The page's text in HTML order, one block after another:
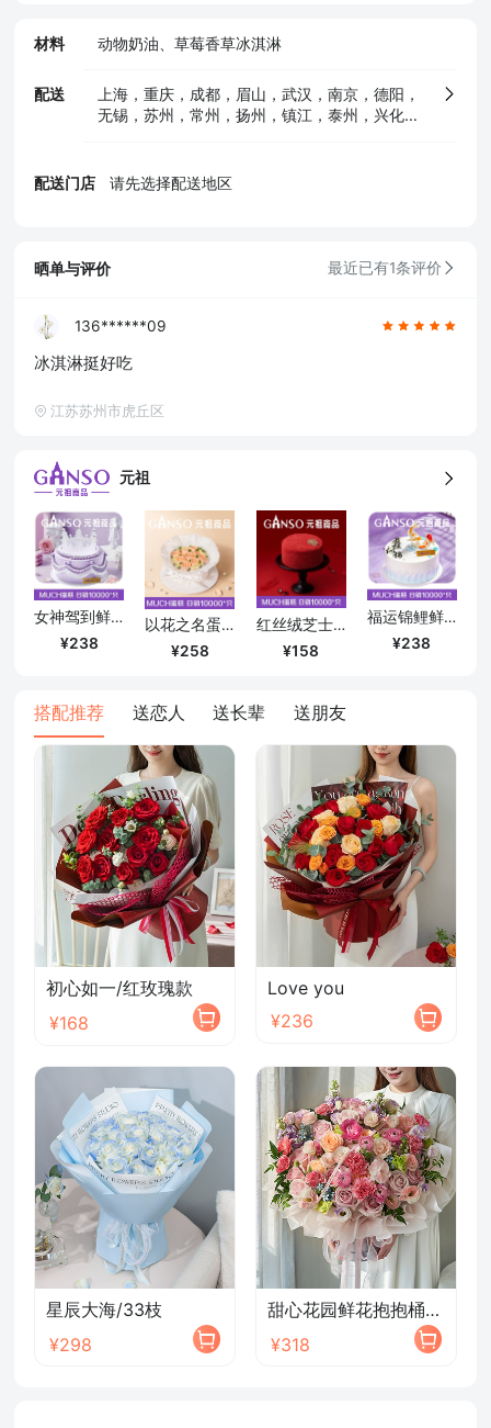
材料 动物奶油、草莓香草冰淇淋
配送
上海，重庆，成都，眉山，武汉，南京，德阳，
无锡，苏州，常州，扬州，镇江，泰州，兴化，
简阳，攀枝花，绵阳，南充，泸州，宜宾，内
金华，舟山，衢州，宜昌，鄂州，仙桃，荆州，
荆门，黄石，孝感，十堰，襄阳，随州，潜江，
烟台，青岛，东营，济南，枣庄，长沙，福州，
柳州，昆明，石家庄，邯郸，淄博，桂林，铜
配送门店 请先选择配送地区
晒单与评价 最近已有1条评价
136******09
冰淇淋挺好吃
江苏苏州市虎丘区
元祖
女神驾到鲜奶蛋糕/6号
238
以花之名蛋糕·香槟色(6号)
258
红丝绒芝士蛋糕(5号)
158
福运锦鲤鲜奶蛋糕(6号)
238
搭配推荐 送恋人 送长辈 送朋友
初心如一/红玫瑰款
¥168
Love you
¥236
星辰大海/33枝
¥298
甜心花园鲜花抱抱桶/2026新款
¥318